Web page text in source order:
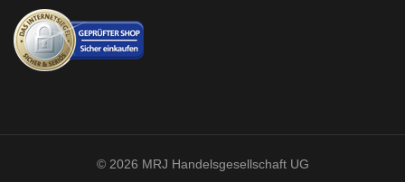
© 2026 MRJ Handelsgesellschaft UG